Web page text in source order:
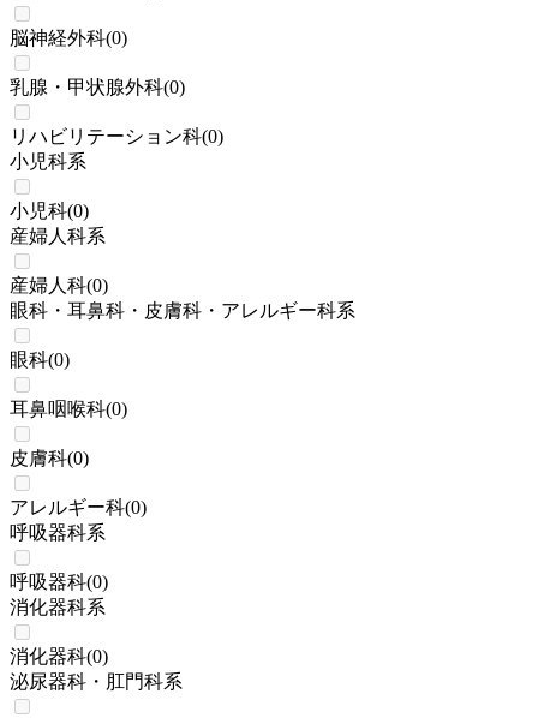
脳神経外科(0)
乳腺・甲状腺外科(0)
リハビリテーション科(0)
小児科系
小児科(0)
産婦人科系
産婦人科(0)
眼科・耳鼻科・皮膚科・アレルギー科系
眼科(0)
耳鼻咽喉科(0)
皮膚科(0)
アレルギー科(0)
呼吸器科系
呼吸器科(0)
消化器科系
消化器科(0)
泌尿器科・肛門科系